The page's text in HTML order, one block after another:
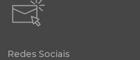
Redes Sociais